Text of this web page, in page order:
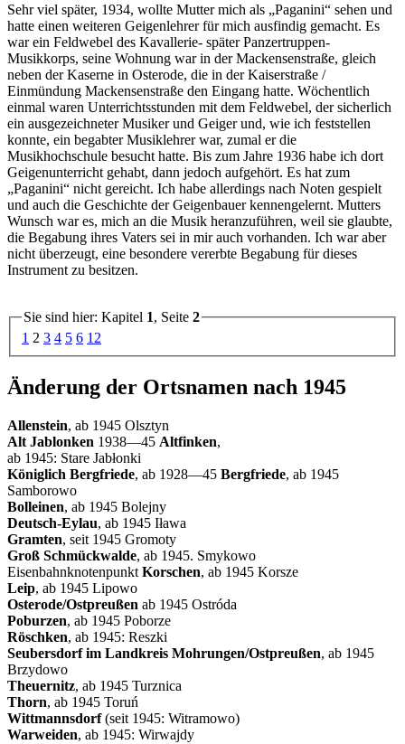
Sehr viel später, 1934, wollte Mutter mich als
Paganini
sehen und
hatte einen weiteren Geigenlehrer für mich ausfindig gemacht. Es
war ein Feldwebel des Kavallerie- später Panzertruppen-
Musikkorps, seine Wohnung war in der Mackensenstraße, gleich
neben der Kaserne in Osterode, die in der Kaiserstraße /
Einmündung Mackensenstraße den Eingang hatte. Wöchentlich
einmal waren Unterrichtsstunden mit dem Feldwebel, der sicherlich
ein ausgezeichneter Musiker und Geiger und, wie ich feststellen
konnte, ein begabter Musiklehrer war, zumal er die
Musikhochschule besucht hatte. Bis zum Jahre 1936 habe ich dort
Geigenunterricht gehabt, dann jedoch aufgehört. Es hat zum
Paganini
nicht gereicht. Ich habe allerdings nach Noten gespielt
und auch die Geschichte der Geigenbauer kennengelernt. Mutters
Wunsch war es, mich an die Musik heranzuführen, weil sie glaubte,
die Begabung ihres Vaters sei in mir auch vorhanden. Ich war aber
nicht überzeugt, eine besondere vererbte Begabung für dieses
Instrument zu besitzen.
Sie sind hier: Kapitel 1, Seite 2
1 2 3 4 5 6 12
Änderung der Ortsnamen nach 1945
Allenstein, ab 1945 Olsztyn
Alt Jablonken 1938—45 Altfinken,
ab 1945: Stare Jabłonki
Königlich Bergfriede, ab 1928—45 Bergfriede, ab 1945
Samborowo
Bolleinen, ab 1945 Bolejny
Deutsch-Eylau, ab 1945 Iława
Gramten, seit 1945 Gromoty
Groß Schmückwalde, ab 1945. Smykowo
Eisenbahnknotenpunkt Korschen, ab 1945 Korsze
Leip, ab 1945 Lipowo
Osterode/Ostpreußen ab 1945 Ostróda
Poburzen, ab 1945 Poborze
Röschken, ab 1945: Reszki
Seubersdorf im Landkreis Mohrungen/Ostpreußen, ab 1945
Brzydowo
Theuernitz, ab 1945 Turznica
Thorn, ab 1945 Toruń
Wittmannsdorf(seit 1945: Witramowo)
Warweiden, ab 1945: Wirwajdy